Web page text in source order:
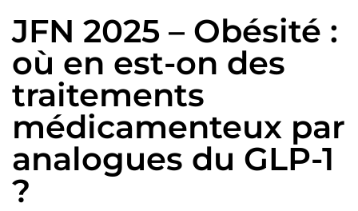
JFN 2025 – Obésité :
où en est-on des
traitements
médicamenteux par
analogues du GLP-1
?